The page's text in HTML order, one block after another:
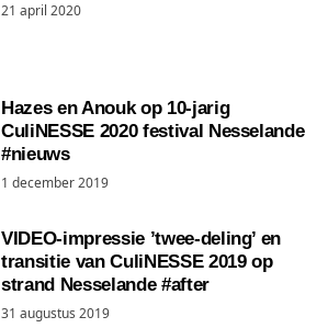
21 april 2020
Hazes en Anouk op 10-jarig
CuliNESSE 2020 festival Nesselande
#nieuws
1 december 2019
VIDEO-impressie ’twee-deling’ en
transitie van CuliNESSE 2019 op
strand Nesselande #after
31 augustus 2019